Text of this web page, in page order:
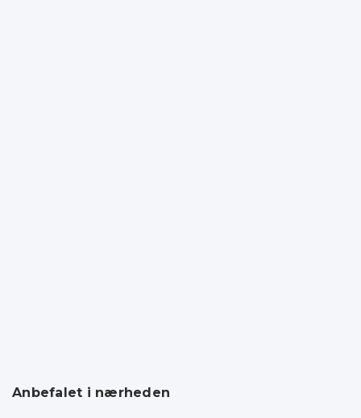
Anbefalet i nærheden